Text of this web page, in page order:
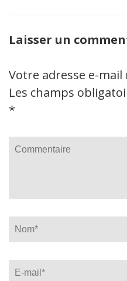
Laisser un
Votre adresse e-
Les champs
*
Commentaire
Name
Email*